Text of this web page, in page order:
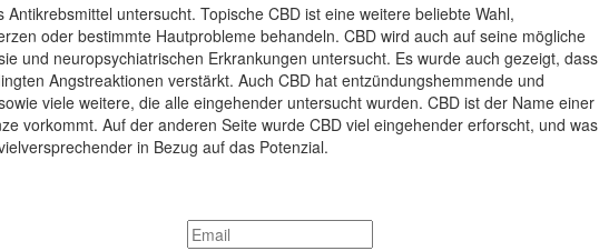
untersucht. Topische CBD ist eine weitere beliebte Wahl,
oder bestimmte Hautprobleme behandeln. CBD wird auch auf seine mögliche
und neuropsychiatrischen Erkrankungen untersucht. Es wurde auch gezeigt, dass
Angstreaktionen verstärkt. Auch CBD hat entzündungshemmende und
viele weitere, die alle eingehender untersucht wurden. CBD ist der Name einer
vorkommt. Auf der anderen Seite wurde CBD viel eingehender erforscht, und was
in Bezug auf das Potenzial.